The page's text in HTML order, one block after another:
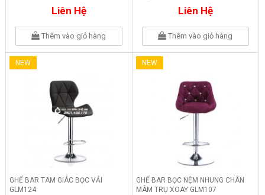
Liên Hệ
Thêm vào giỏ hàng
Liên Hệ
Thêm vào giỏ hàng
NEW
GHẾ BAR TAM GIÁC BỌC VẢI
GLM124
NEW
GHẾ BAR BỌC NỆM NHUNG CHÂN
MÂM TRỤ XOAY GLM107